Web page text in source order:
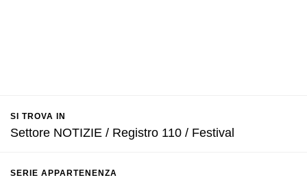
SI TROVA IN
Settore NOTIZIE / Registro 110 / Festival
SERIE APPARTENENZA